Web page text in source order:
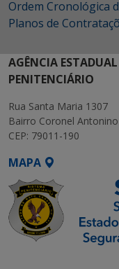
Ordem Cronológica
Planos de
AGÊNCIA
PENITENCIÁRIO
Rua Santa Maria 1307
Bairro Coronel
CEP: 79011-190
MAPA